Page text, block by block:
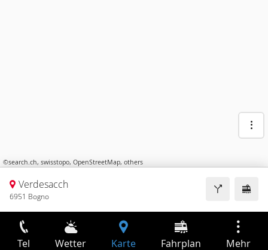
©search.ch, swisstopo, OpenStreetMap, others
Verdesacch
6951 Bogno
Tel Wetter Karte Fahrplan Mehr